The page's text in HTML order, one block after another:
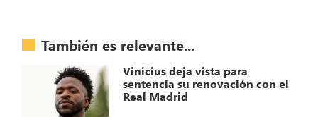
También es relevante...
Vinicius deja vista para
sentencia su renovación con el
Real Madrid